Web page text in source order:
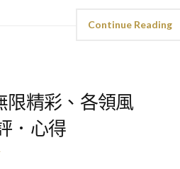
Continue Reading
限精彩、各領風
．心得